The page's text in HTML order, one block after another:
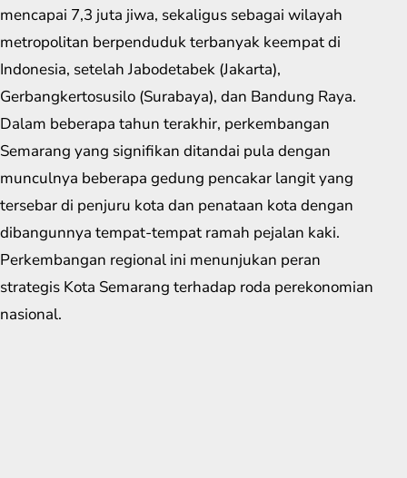
mencapai 7,3 juta jiwa, sekaligus sebagai wilayah
metropolitan berpenduduk terbanyak keempat di
Indonesia, setelah Jabodetabek (Jakarta),
Gerbangkertosusilo (Surabaya), dan Bandung Raya.
Dalam beberapa tahun terakhir, perkembangan
Semarang yang signifikan ditandai pula dengan
munculnya beberapa gedung pencakar langit yang
tersebar di penjuru kota dan penataan kota dengan
dibangunnya tempat-tempat ramah pejalan kaki.
Perkembangan regional ini menunjukan peran
strategis Kota Semarang terhadap roda perekonomian
nasional.